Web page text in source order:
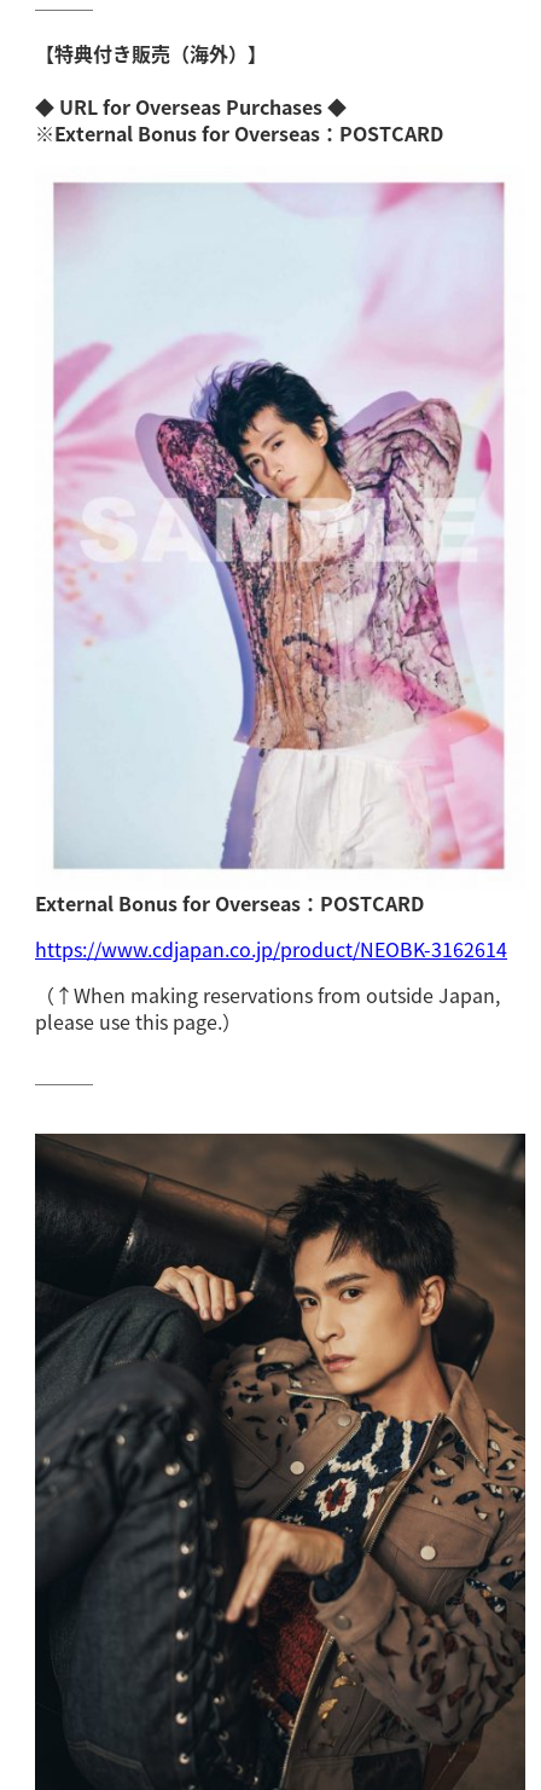
【特典付き販売（海外）】
◆ URL for Overseas Purchases◆
※External Bonus for Overseas：POSTCARD
External Bonusfor Overseas ：POSTCARD
https://www.cdjapan.co.jp/product/NEOBK-3162614
（↑When making reservations from outside Japan,
please use this page.）